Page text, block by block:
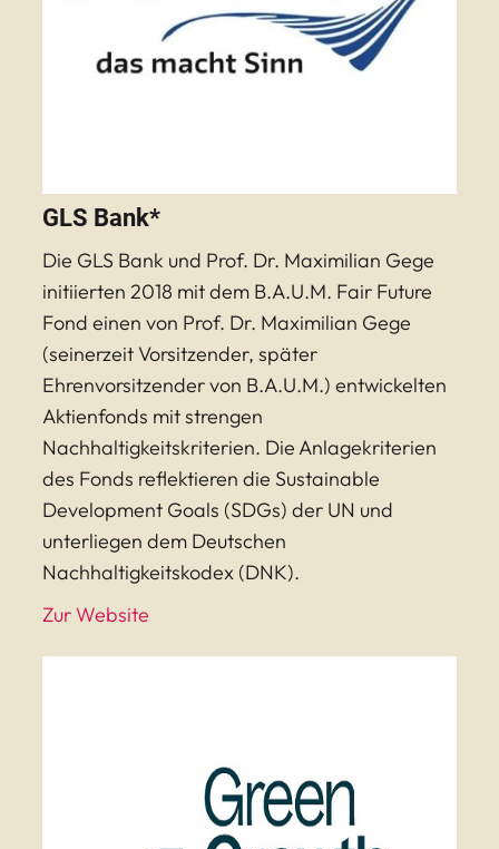
GLS Bank*
Die GLS Bank und Prof. Dr. Maximilian Gege
initiierten 2018 mit dem B.A.U.M. Fair Future
Fond einen von Prof. Dr. Maximilian Gege
(seinerzeit Vorsitzender, später
Ehrenvorsitzender von B.A.U.M.) entwickelten
Aktienfonds mit strengen
Nachhaltigkeitskriterien. Die Anlagekriterien
des Fonds reflektieren die Sustainable
Development Goals (SDGs) der UN und
unterliegen dem Deutschen
Nachhaltigkeitskodex (DNK).
Zur Website